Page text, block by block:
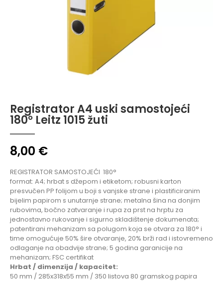
Registrator A4 uski samostojeći
180° Leitz 1015 žuti
8,00 €
REGISTRATOR SAMOSTOJEĆI 180°
format: A4; hrbat s džepom i etiketom; robusni karton
presvučen PP folijom u boji s vanjske strane i plastificiranim
bijelim papirom s unutarnje strane; metalna šina na donjim
rubovima, bočno zatvaranje i rupa za prst na hrptu za
jednostavno rukovanje i sigurno skladištenje dokumenata;
patentirani mehanizam sa polugom koja se otvara za 180° i
time omogućuje 50% šire otvaranje, 20% brži rad i istovremeno
odlaganje na obadvije strane; 5 godina garanicije na
mehanizam; FSC certifikat
Hrbat / dimenzija / kapacitet:
50 mm / 285x318x55 mm / 350 listova 80 gramskog papira